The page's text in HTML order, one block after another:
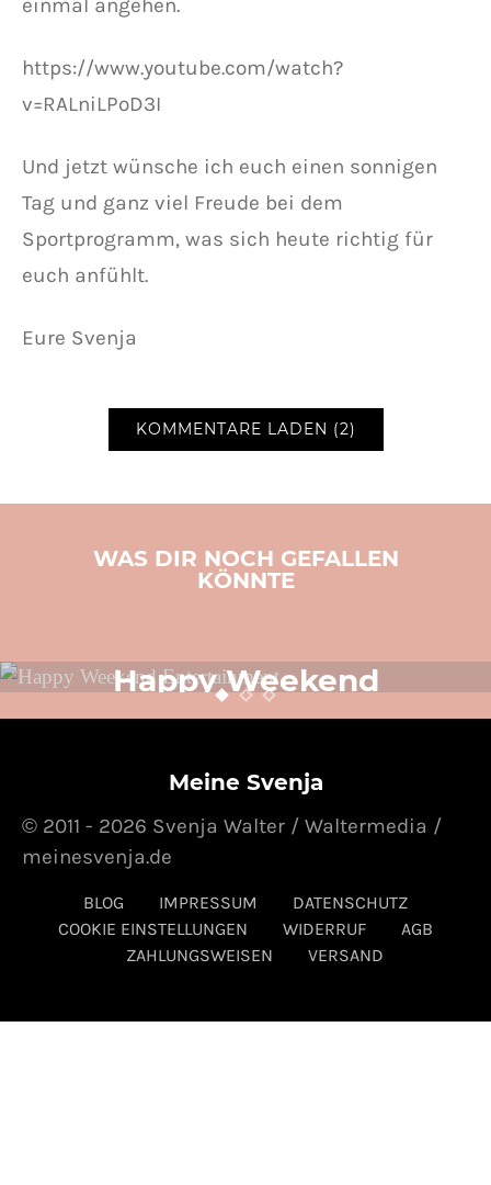
https://www.youtube.com/watch?
v=RALniLPoD3I
Und jetzt wünsche ich euch einen sonnigen
Tag und ganz viel Freude bei dem
Sportprogramm, was sich heute richtig für
euch anfühlt.
Eure Svenja
KOMMENTARE LADEN (2)
WAS DIR NOCH GEFALLEN
KÖNNTE
Happy Weekend
Entertainment
Meine Svenja
BLOG IMPRESSUM
DATENSCHUTZ
COOKIE EINSTELLUNGEN
WIDERRUF
AGB
ZAHLUNGSWEISEN
VERSAND
© 2011 - 2026 Svenja Walter / Waltermedia /
meinesvenja.de